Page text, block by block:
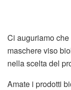
Ci auguriamo
maschere viso
nella scelta del
Amate i prodotti